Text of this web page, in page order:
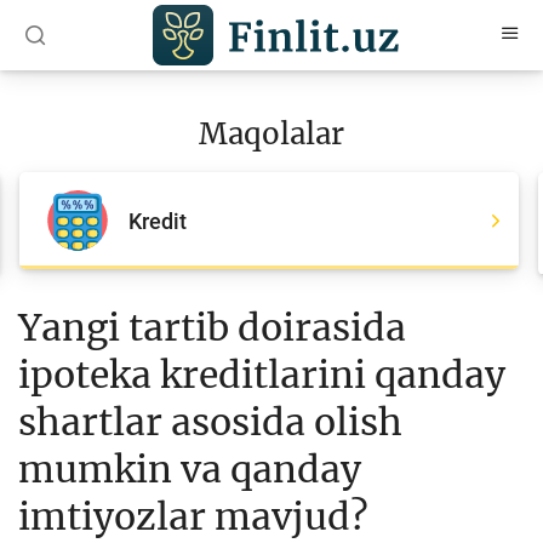
Barcha maqolalar
Bank agentlari uchun
Islom moliyasi
Depozit (omonatlar)
Kredit
Budjet
Maqolalar
Kredit
Yangi tartib doirasida
ipoteka kreditlarini qanday
shartlar asosida olish
mumkin va qanday
imtiyozlar mavjud?